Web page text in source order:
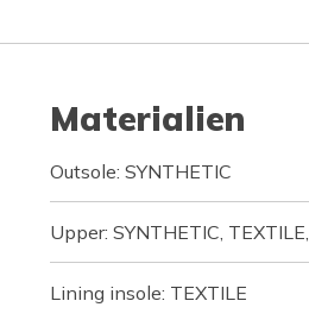
Materialien
Outsole: SYNTHETIC
Upper: SYNTHETIC,
Lining insole: TEXTILE